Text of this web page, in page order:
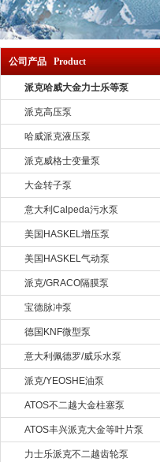
公司产品 Product
派克哈威大金力士乐等泵
派克高压泵
哈威派克液压泵
派克威格士变量泵
大金转子泵
意大利Calpeda污水泵
美国HASKEL增压泵
美国HASKEL气动泵
派克/GRACO隔膜泵
宝德脉冲泵
德国KNF微型泵
意大利佩德罗/威乐水泵
派克/YEOSHE油泵
ATOS不二越大金柱塞泵
ATOS丰兴派克大金等叶片泵
力士乐派克不二越齿轮泵